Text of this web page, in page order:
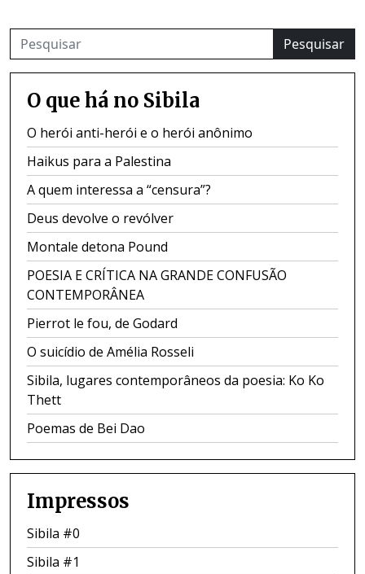
Pesquisar
O que há no Sibila
O herói anti-herói e o herói anônimo
Haikus para a Palestina
A quem interessa a “censura”?
Deus devolve o revólver
Montale detona Pound
POESIA E CRÍTICA NA GRANDE CONFUSÃO
CONTEMPORÂNEA
Pierrot le fou, de Godard
O suicídio de Amélia Rosseli
Sibila, lugares contemporâneos da poesia: Ko Ko
Thett
Poemas de Bei Dao
Impressos
Sibila #0
Sibila #1